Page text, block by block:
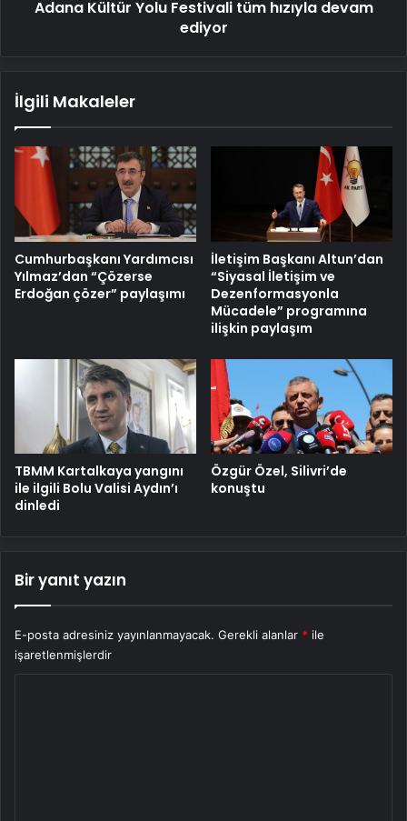
Adana Kültür Yolu Festivali tüm hızıyla devam
ediyor
İlgili Makaleler
Cumhurbaşkanı Yardımcısı
Yılmaz’dan “Çözerse
Erdoğan çözer” paylaşımı
İletişim Başkanı Altun’dan
“Siyasal İletişim ve
Dezenformasyonla
Mücadele” programına
ilişkin paylaşım
TBMM Kartalkaya yangını
ile ilgili Bolu Valisi Aydın’ı
dinledi
Özgür Özel, Silivri’de
konuştu
Bir yanıt yazın
E-posta adresiniz yayınlanmayacak. Gerekli alanlar * ile
işaretlenmişlerdir